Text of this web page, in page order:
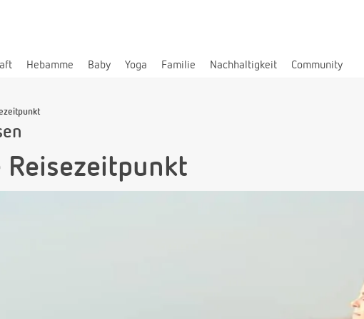
Hebamme Baby Yoga Familie Nachhaltigkeit Community
Reisezeitpunkt